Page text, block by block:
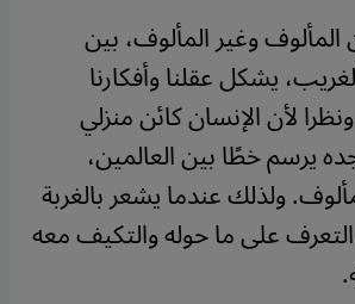
المألوف وغير المألوف، بين
يشكل عقلنا وأفكارنا
لأن الإنسان كائن منزلي
يرسم خطًا بين العالمين،
ولذلك عندما يشعر بالغربة
على ما حوله والتكيف معه